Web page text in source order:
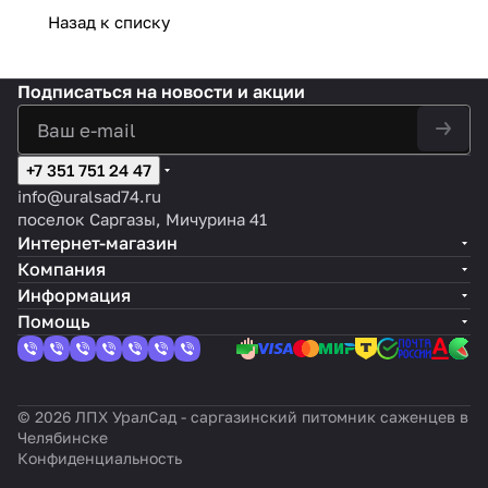
нов
й год
Назад к списку
Подписаться на новости и акции
+7 351 751 24 47
info@uralsad74.ru
поселок Саргазы, Мичурина 41
Интернет-магазин
Компания
Информация
Помощь
© 2026 ЛПХ УралСад - саргазинский питомник саженцев в
Челябинске
Конфиденциальность